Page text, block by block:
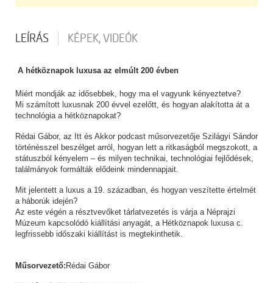
LEÍRÁS KÉPEK, VIDEÓK
A hétköznapok luxusa az elmúlt 200 évben
Miért mondják az idősebbek, hogy ma el vagyunk kényeztetve?
Mi számított luxusnak 200 évvel ezelőtt, és hogyan alakította át a
technológia a hétköznapokat?
Rédai Gábor, az Itt és Akkor podcast műsorvezetője Szilágyi Sándor
történésszel beszélget arról, hogyan lett a ritkaságból megszokott, a
státuszból kényelem – és milyen technikai, technológiai fejlődések,
találmányok formálták elődeink mindennapjait.
Mit jelentett a luxus a 19. században, és hogyan veszítette értelmét
a háborúk idején?
Az este végén a résztvevőket tárlatvezetés is várja a Néprajzi
Múzeum kapcsolódó kiállítási anyagát, a Hétköznapok luxusa c.
legfrissebb időszaki kiállítást is megtekinthetik.
Műsorvezető:Rédai Gábor